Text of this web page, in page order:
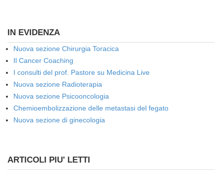
IN EVIDENZA
Nuova sezione Chirurgia Toracica
Il Cancer Coaching
I consulti del prof. Pastore su Medicina Live
Nuova sezione Radioterapia
Nuova sezione Psicooncologia
Chemioembolizzazione delle metastasi del fegato
Nuova sezione di ginecologia
ARTICOLI PIU' LETTI